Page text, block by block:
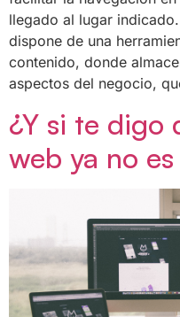
llegado al lugar
dispone de una
contenido, donde
aspectos del negocio,
¿Y si te digo
web ya no